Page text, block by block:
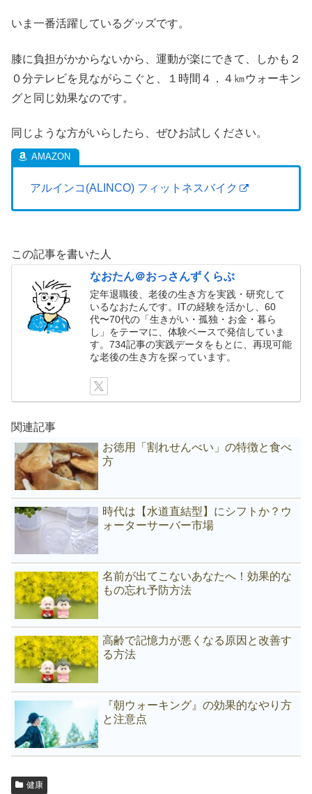
いま一番活躍しているグッズです。
膝に負担がかからないから、運動が楽にできて、しかも２
０分テレビを見ながらこぐと、１時間４．４㎞ウォーキン
グと同じ効果なのです。
同じような方がいらしたら、ぜひお試しください。
アルインコ(ALINCO) フィットネスバイク
この記事を書いた人
なおたん＠おっさんずくらぶ
定年退職後、老後の生き方を実践・研究して
いるなおたんです。ITの経験を活かし、60
代〜70代の「生きがい・孤独・お金・暮ら
し」をテーマに、体験ベースで発信していま
す。734記事の実践データをもとに、再現可能
な老後の生き方を探っています。
関連記事
お徳用「割れせんべい」の特徴と食べ
方
時代は【水道直結型】にシフトか？ウ
ォーターサーバー市場
名前が出てこないあなたへ！効果的な
もの忘れ予防方法
高齢で記憶力が悪くなる原因と改善す
る方法
『朝ウォーキング』の効果的なやり方
と注意点
健康